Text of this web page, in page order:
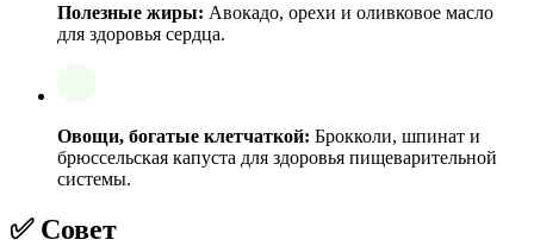
Полезные жиры: Авокадо, орехи и оливковое масло
для здоровья сердца.
Овощи, богатые клетчаткой: Брокколи, шпинат и
брюссельская капуста для здоровья пищеварительной
системы.
✅ Совет